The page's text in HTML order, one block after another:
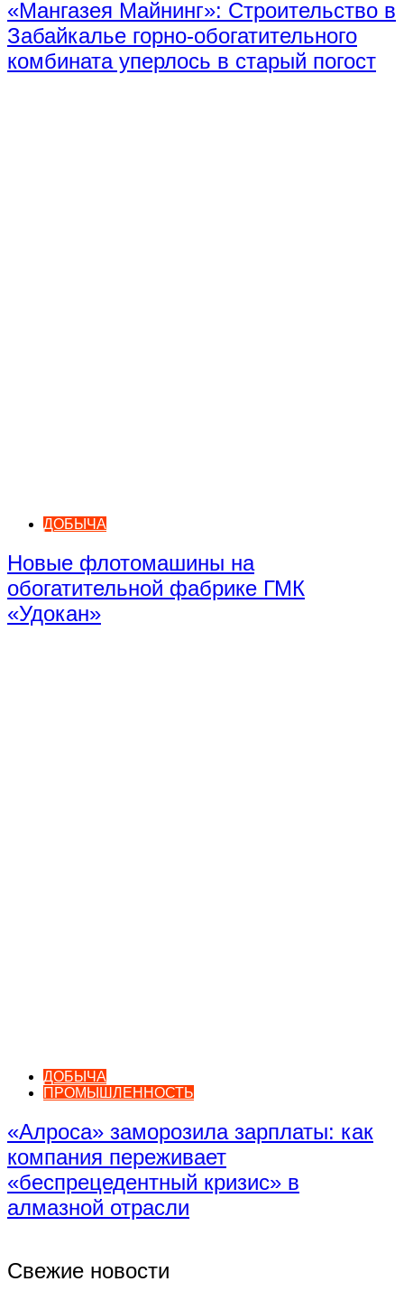
«Мангазея Майнинг»: Строительство в
Забайкалье горно-обогатительного
комбината уперлось в старый погост
ДОБЫЧА
Новые флотомашины на
обогатительной фабрике ГМК
«Удокан»
ДОБЫЧА
ПРОМЫШЛЕННОСТЬ
«Алроса» заморозила зарплаты: как
компания переживает
«беспрецедентный кризис» в
алмазной отрасли
Свежие новости